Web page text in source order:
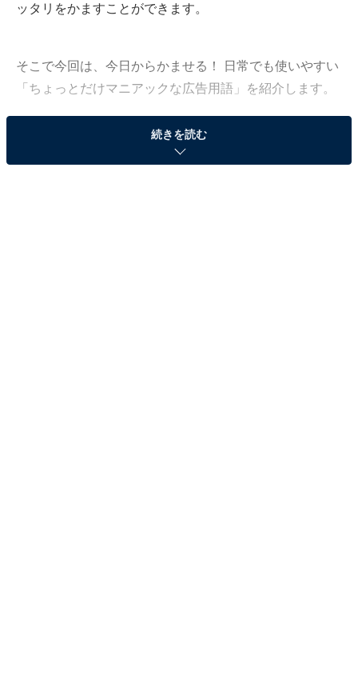
ッタリをかますことができます。
そこで今回は、今日からかませる！ 日常でも使いやすい
「ちょっとだけマニアックな広告用語」を紹介します。
続きを読む